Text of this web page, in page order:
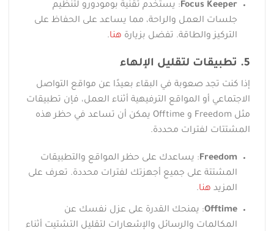
Focus Keeper: يستخدم تقنية بومودورو لتنظيم
جلسات العمل والراحة، مما يساعد على الحفاظ على
التركيز والطاقة. تفضل بزيارة هنا.
5. تطبيقات لتقليل الإلهاء
إذا كنت تجد صعوبة في البقاء بعيدًا عن مواقع التواصل
الاجتماعي أو المواقع الترفيهية أثناء العمل، فإن تطبيقات
مثل Freedom و Offtime يمكن أن تساعد في حظر هذه
المشتتات لفترات محددة.
Freedom: يساعدك على حظر المواقع والتطبيقات
المشتتة على جميع أجهزتك لفترات محددة. تعرف على
المزيد هنا.
Offtime: يمنحك القدرة على عزل نفسك عن
المكالمات والرسائل والإشعارات لتقليل التشتيت أثناء